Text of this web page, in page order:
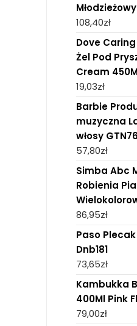
108,40zł
Dove
Żel Pod
Cream
19,03zł
Barbie
muzyczna
włosy
57,80zł
Simba Abc
Robienia
86,95zł
Paso
Dnb181
73,65zł
Kambukka
400Ml Pink
79,00zł